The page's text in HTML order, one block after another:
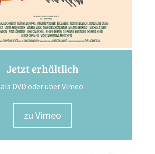
Jetzt erhältlich
als DVD oder über Vimeo.
zu Vimeo